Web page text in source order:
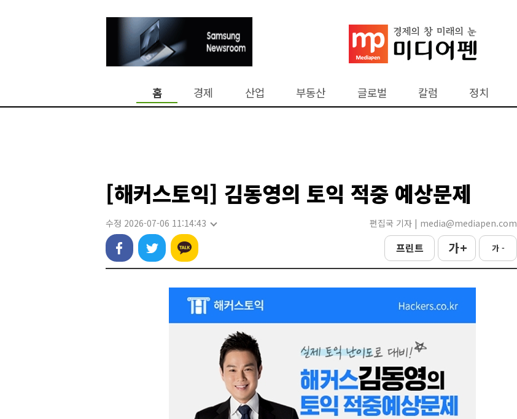
홈 경제 산업 부동산 글로벌 칼럼 정치
[해커스토익] 김동영의 토익 적중 예상문제
수정 2026-07-06 11:14:43 편집국 기자 | media@mediapen.com
프린트 가 + 가 -